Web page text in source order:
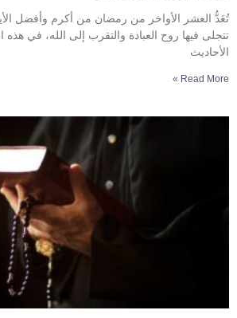
تُعَدُّ العشر الأواخر من رمضان من أكرم وأفضل
تتجلى فيها روح العبادة والتقرب إلى الله، في هذه
الأحاديث
Read More »